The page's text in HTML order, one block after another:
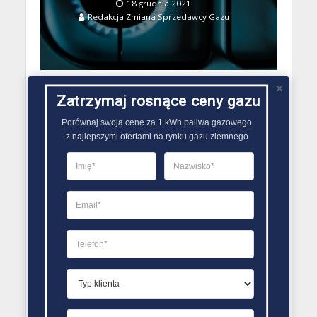
18 grudnia 2021
Redakcja Zmiana Sprzedawcy Gazu
GAZ DLA DOMU
Gaz płynny a gaz z sieci
gazowej
Redakcja Zmiana Sprzedawcy Gazu
Zatrzymaj rosnące ceny gazu
Porównaj swoją cenę za 1 kWh paliwa gazowego
z najlepszymi ofertami na rynku gazu ziemnego